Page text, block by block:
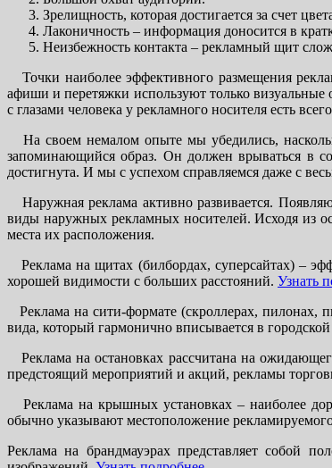
Зрелищность, которая достигается за счет
Лаконичность – информация доносится в
Неизбежность контакта – рекламный щит
Точки наиболее эффективного размещения
афиши и перетяжки используют только
с глазами человека у рекламного носителя есть
На своем немалом опыте мы убедились,
запоминающийся образ. Он должен врываться в
достигнута. И мы с успехом справляемся даже с
Наружная реклама активно развивается.
виды наружных рекламных носителей. Исходя из
места их расположения.
Реклама на щитах (билбордах, суперсайтах) –
хорошей видимости с больших расстояний. Узнать
Реклама на сити-формате (скроллерах, пилонах,
вида, который гармонично вписывается в
Реклама на остановках рассчитана на
предстоящий мероприятий и акций, рекламы
Реклама на крышных установках – наиболее
обычно указывают местоположение
Реклама на брандмауэрах представляет собой